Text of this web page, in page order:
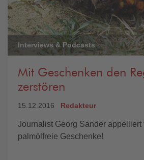
Interviews & Podcasts
Mit Geschenken den
zerstören
15.12.2016 Redakteur
Journalist Georg Sander appelliert
palmölfreie Geschenke!